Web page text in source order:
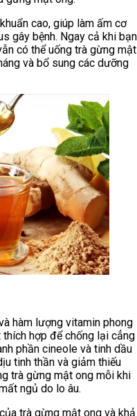
cao, giúp làm ấm cơ
gây bệnh. Ngay cả khi bạn
có thể uống trà gừng mật
và bổ sung các dưỡng
hàm lượng vitamin phong
hợp để chống lại cẳng
phần cineole và tinh dầu
tinh thần và giảm thiếu
trà gừng mật ong mỗi khi
ngủ do lo âu.
trà gừng mật ong và khả